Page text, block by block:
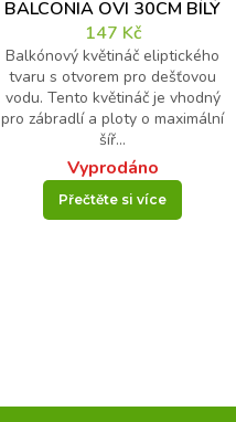
BALCONIA OVI 30CM BÍLÝ
147 Kč
Balkónový květináč eliptického
tvaru s otvorem pro dešťovou
vodu. Tento květináč je vhodný
pro zábradlí a ploty o maximální
šíř...
Vyprodáno
Přečtěte si více